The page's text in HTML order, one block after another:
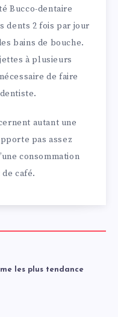
Bucco-dentaire
dents 2 fois par jour
bains de bouche.
à plusieurs
de faire
autant une
pas assez
consommation
café.
les plus tendance